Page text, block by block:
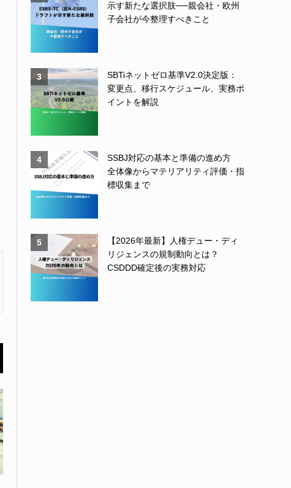
示す新たな選択肢──親会社・欧州
子会社が今整理すべきこと
3
SBTiネットゼロ基準V2.0決定版：
変更点、移行スケジュール、実務ポ
イントを解説
4
SSBJ対応の基本と準備の進め方
全体像からマテリアリティ評価・指
標収集まで
5
【2026年最新】人権デュー・ディ
リジェンスの規制動向とは？
CSDDD確定後の実務対応